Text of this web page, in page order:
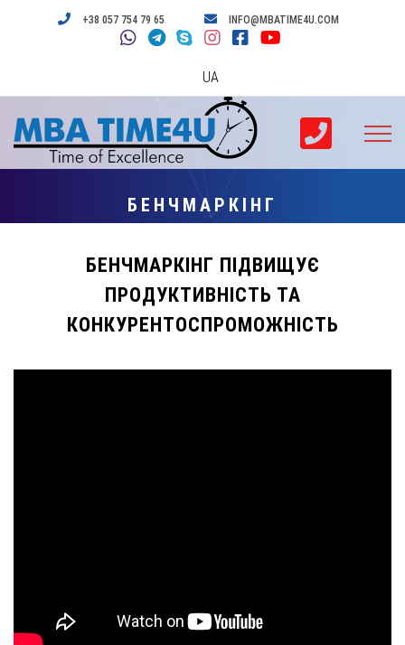
+38 057 754 79 65 INFO@MBATIME4U.COM
UA
БЕНЧМАРКІНГ
БЕНЧМАРКІНГ ПІДВИЩУЄ
ПРОДУКТИВНІСТЬ ТА
КОНКУРЕНТОСПРОМОЖНІСТЬ